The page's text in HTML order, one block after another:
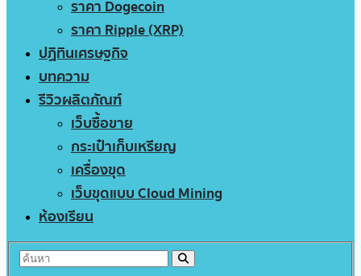
ราคา Dogecoin
ราคา Ripple (XRP)
ปฏิทินเศรษฐกิจ
บทความ
รีวิวผลิตภัณฑ์
เว็บซื้อขาย
กระเป๋าเก็บเหรียญ
เครื่องขุด
เว็บขุดแบบ Cloud Mining
ห้องเรียน